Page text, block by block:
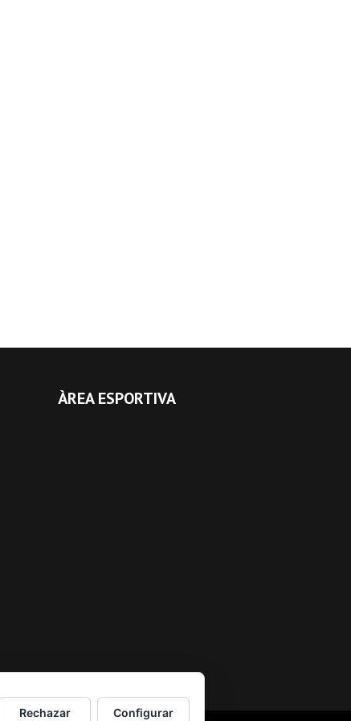
ÀREA ESPORTIVA
Rechazar Configurar